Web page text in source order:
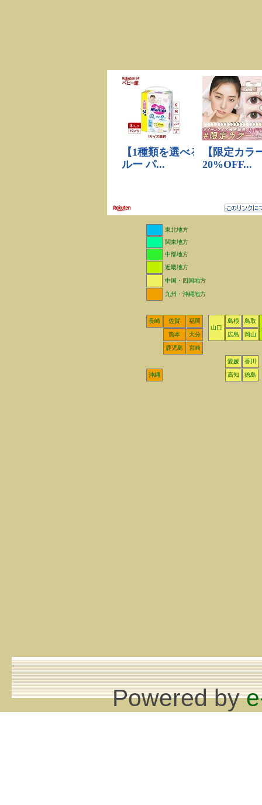
東北地方
関東地方
中部地方
近畿地方
中国・四国地方
九州・沖縄地方
長崎 佐賀
福岡
山口
島根
鳥取
熊本
大分 広島 岡山
鹿児島 宮崎
愛媛 香川
沖縄 高知 徳島
Powered by